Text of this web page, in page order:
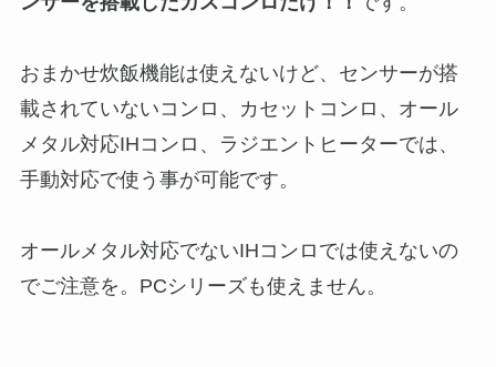
おまかせ炊飯機能は使えないけど、センサーが搭
載されていないコンロ、カセットコンロ、オール
メタル対応IHコンロ、ラジエントヒーターでは、
手動対応で使う事が可能です。
オールメタル対応でないIHコンロでは使えないの
でご注意を。PCシリーズも使えません。